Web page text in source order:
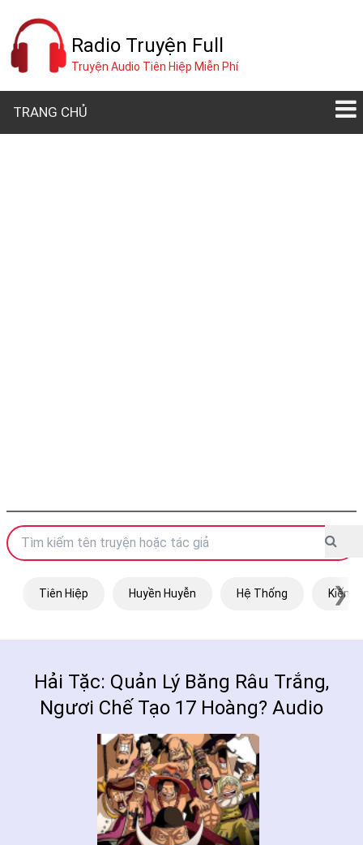
Radio Truyện Full
Truyện Audio Tiên Hiệp Miễn Phí
TRANG CHỦ
Tiên Hiệp Huyền Huyễn Hệ Thống Kiếm
❯
Hải Tặc: Quản Lý Băng Râu Trắng,
Ngươi Chế Tạo 17 Hoàng? Audio